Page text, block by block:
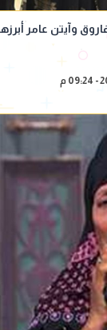
وآيتن عامر